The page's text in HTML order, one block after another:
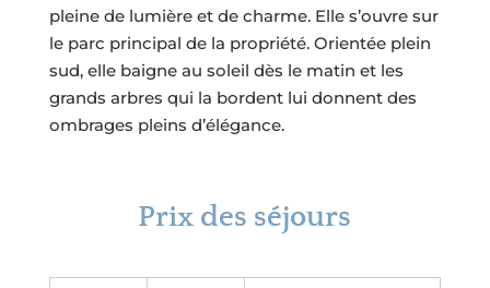
pleine de lumière et de charme. Elle s’ouvre sur
le parc principal de la propriété. Orientée plein
sud, elle baigne au soleil dès le matin et les
grands arbres qui la bordent lui donnent des
ombrages pleins d’élégance.
Prix des séjours